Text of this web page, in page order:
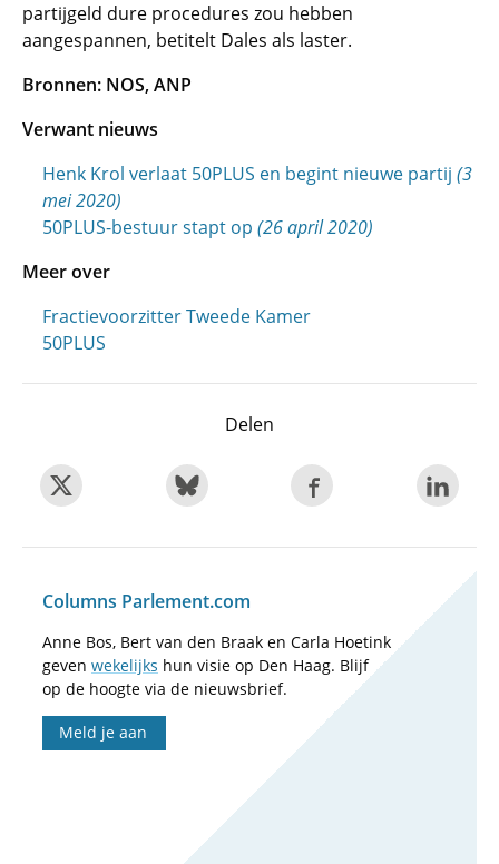
partijgeld dure procedures zou hebben
aangespannen, betitelt Dales als laster.
Bronnen: NOS, ANP
Verwant nieuws
Henk Krol verlaat 50PLUS en begint nieuwe partij (3
mei 2020)
50PLUS-bestuur stapt op (26 april 2020)
Meer over
Fractievoorzitter Tweede Kamer
50PLUS
Delen
Columns Parlement.com
Anne Bos, Bert van den Braak en Carla Hoetink
geven wekelijks hun visie op Den Haag. Blijf
op de hoogte via de nieuwsbrief.
Meld je aan